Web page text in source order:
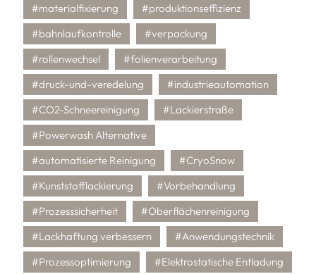
#materialfixierung
#produktionseffizienz
#bahnlaufkontrolle
#verpackung
#rollenwechsel
#folienverarbeitung
#druck-und-veredelung
#industrieautomation
#CO2-Schneereinigung
#Lackierstraße
#Powerwash Alternative
#automatisierte Reinigung
#CryoSnow
#Kunststofflackierung
#Vorbehandlung
#Prozesssicherheit
#Oberflächenreinigung
#Lackhaftung verbessern
#Anwendungstechnik
#Prozessoptimierung
#Elektrostatische Entladung